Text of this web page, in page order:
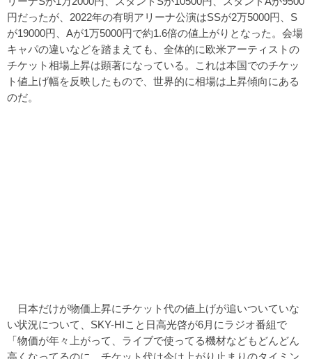
円だったが、2022年の有明アリーナ公演はSSが2万5000円、S
が19000円、Aが1万5000円で約1.6倍の値上がりとなった。会場
キャパの違いなどを踏まえても、全体的に欧米アーティストの
チケット相場上昇は顕著になっている。これは本国でのチケッ
ト値上げ幅を反映したもので、世界的に相場は上昇傾向にある
のだ。
日本だけが物価上昇にチケット代の値上げが追いついていな
い状況について、SKY-HIこと日高光啓が6月にラジオ番組で
「物価が年々上がって、ライブで使ってる機材などもどんどん
高くなってるのに、チケット代は今は上がり止まりのタイミン